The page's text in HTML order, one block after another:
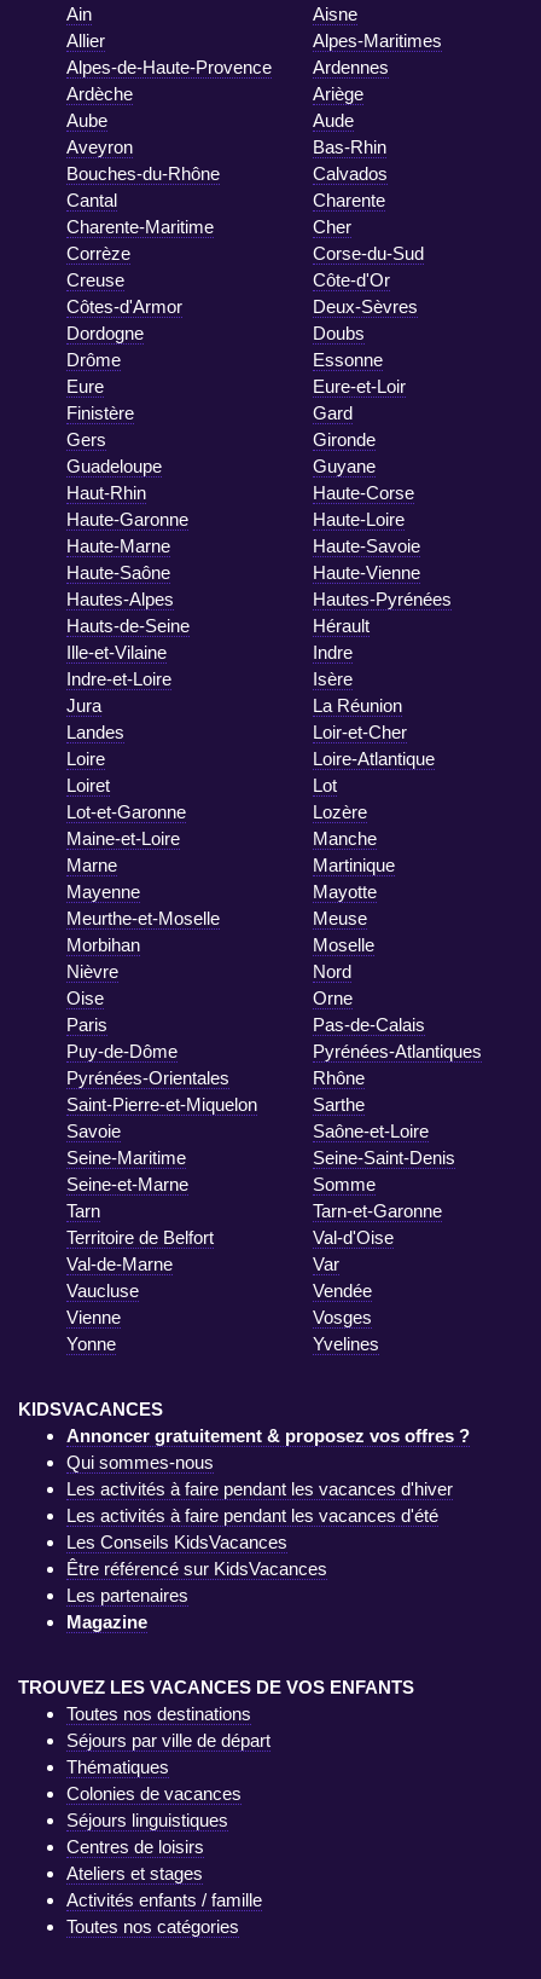
Ain
Aisne
Allier
Alpes-Maritimes
Alpes-de-Haute-Provence
Ardennes
Ardèche
Ariège
Aube
Aude
Aveyron
Bas-Rhin
Bouches-du-Rhône
Calvados
Cantal
Charente
Charente-Maritime
Cher
Corrèze
Corse-du-Sud
Creuse
Côte-d'Or
Côtes-d'Armor
Deux-Sèvres
Dordogne
Doubs
Drôme
Essonne
Eure
Eure-et-Loir
Finistère
Gard
Gers
Gironde
Guadeloupe
Guyane
Haut-Rhin
Haute-Corse
Haute-Garonne
Haute-Loire
Haute-Marne
Haute-Savoie
Haute-Saône
Haute-Vienne
Hautes-Alpes
Hautes-Pyrénées
Hauts-de-Seine
Hérault
Ille-et-Vilaine
Indre
Indre-et-Loire
Isère
Jura
La Réunion
Landes
Loir-et-Cher
Loire
Loire-Atlantique
Loiret
Lot
Lot-et-Garonne
Lozère
Maine-et-Loire
Manche
Marne
Martinique
Mayenne
Mayotte
Meurthe-et-Moselle
Meuse
Morbihan
Moselle
Nièvre
Nord
Oise
Orne
Paris
Pas-de-Calais
Puy-de-Dôme
Pyrénées-Atlantiques
Pyrénées-Orientales
Rhône
Saint-Pierre-et-Miquelon
Sarthe
Savoie
Saône-et-Loire
Seine-Maritime
Seine-Saint-Denis
Seine-et-Marne
Somme
Tarn
Tarn-et-Garonne
Territoire de Belfort
Val-d'Oise
Val-de-Marne
Var
Vaucluse
Vendée
Vienne
Vosges
Yonne
Yvelines
KIDSVACANCES
Annoncer gratuitement & proposez vos offres ?
Qui sommes-nous
Les activités à faire pendant les vacances d'hiver
Les activités à faire pendant les vacances d'été
Les Conseils KidsVacances
Être référencé sur KidsVacances
Les partenaires
Magazine
TROUVEZ LES VACANCES DE VOS ENFANTS
Toutes nos destinations
Séjours par ville de départ
Thématiques
Colonies de vacances
Séjours linguistiques
Centres de loisirs
Ateliers et stages
Activités enfants / famille
Toutes nos catégories